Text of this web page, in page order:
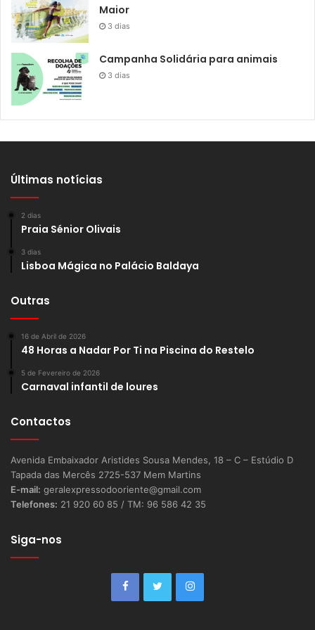
Maior
3 dias
Campanha Solidária para animais
3 dias
Últimas notícias
2 dias
Praia Sénior Olivais
3 dias
Lisboa Mágica no Palácio Baldaya
Outras
16 de Abril de 2026
48 Horas a Nadar Por Ti na Piscina do Restelo
5 de Fevereiro de 2026
Carnaval infantil de loures
Contactos
Avenida Embaixador Aristides Sousa Mendes, 18 – C – Estúdio D
Tapada das Mercês 2725-537 Mem Martins
E-mail: geralexpressodooriente@gmail.com
Telefones: 21 920 60 85 / TM: 96 586 42 35
Siga-nos